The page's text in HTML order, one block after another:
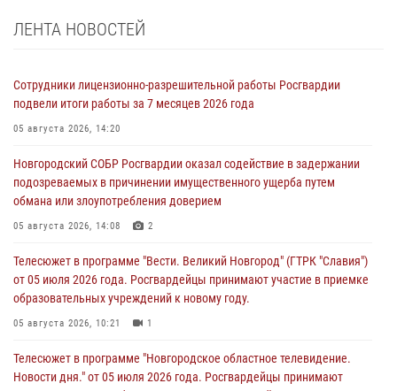
ЛЕНТА НОВОСТЕЙ
Сотрудники лицензионно-разрешительной работы Росгвардии
подвели итоги работы за 7 месяцев 2026 года
05 августа 2026, 14:20
Новгородский СОБР Росгвардии оказал содействие в задержании
подозреваемых в причинении имущественного ущерба путем
обмана или злоупотребления доверием
05 августа 2026, 14:08 2
Телесюжет в программе "Вести. Великий Новгород" (ГТРК "Славия")
от 05 июля 2026 года. Росгвардейцы принимают участие в приемке
образовательных учреждений к новому году.
05 августа 2026, 10:21 1
Телесюжет в программе "Новгородское областное телевидение.
Новости дня." от 05 июля 2026 года. Росгвардейцы принимают